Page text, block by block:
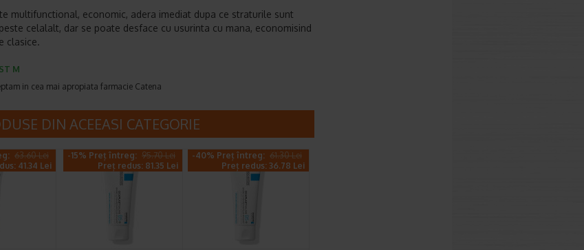
multifunctional, economic, adera imediat dupa ce straturile sunt
celalalt, dar se poate desface cu usurinta cu mana, economisind
clasice.
M
in cea mai apropiata farmacie Catena
DIN ACEEASI CATEGORIE
63.60 Lei
41.34 Lei
-15% Preț întreg: 95.70 Lei
Preț redus: 81.35 Lei
-40% Preț întreg: 61.30 Lei
Preț redus: 36.78 Lei